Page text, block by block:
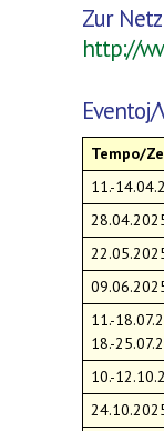
Zur
http://
Tempo/
11.-
11.-
18.-
10.-